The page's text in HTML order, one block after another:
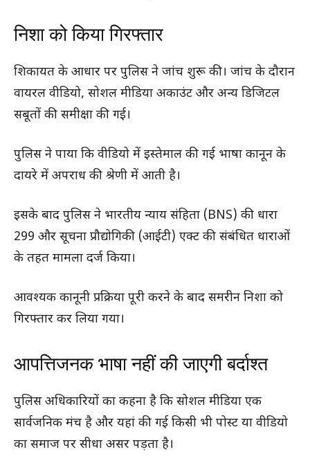
निशा को किया गिरफ्तार
शिकायत के आधार पर पुलिस ने जांच शुरू की। जांच के दौरान
वायरल वीडियो, सोशल मीडिया अकाउंट और अन्य डिजिटल
सबूतों की समीक्षा की गई।
पुलिस ने पाया कि वीडियो में इस्तेमाल की गई भाषा कानून के
दायरे में अपराध की श्रेणी में आती है।
इसके बाद पुलिस ने भारतीय न्याय संहिता (BNS) की धारा
299 और सूचना प्रौद्योगिकी (आईटी) एक्ट की संबंधित धाराओं
के तहत मामला दर्ज किया।
आवश्यक कानूनी प्रक्रिया पूरी करने के बाद समरीन निशा को
गिरफ्तार कर लिया गया।
आपत्तिजनक भाषा नहीं की जाएगी बर्दाश्त
पुलिस अधिकारियों का कहना है कि सोशल मीडिया एक
सार्वजनिक मंच है और यहां की गई किसी भी पोस्ट या वीडियो
का समाज पर सीधा असर पड़ता है।